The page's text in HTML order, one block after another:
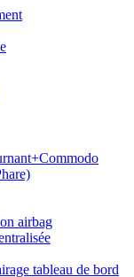
airbag
tableau de bord